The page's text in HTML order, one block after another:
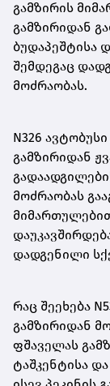
გამზირის
გამზირიდან
ბუდაპეშტისა
შემდეგაც
მოძრაობას.
N326
გამზირიდან
მოძრაობას
დადგენილი
რაც შეეხება
გამზირიდან
ფშაველას
ტაშკენტისა